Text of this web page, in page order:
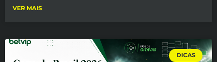
VER MAIS
DICAS